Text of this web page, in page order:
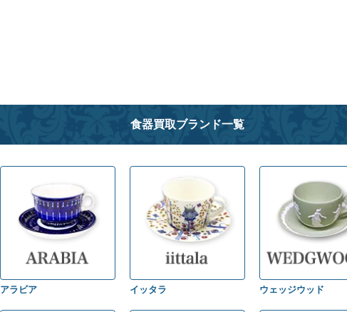
食器買取ブランド一覧
アラビア イッタラ ウェッジウッド